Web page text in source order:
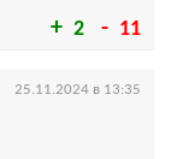
2 11
25.11.2024 в 13:35